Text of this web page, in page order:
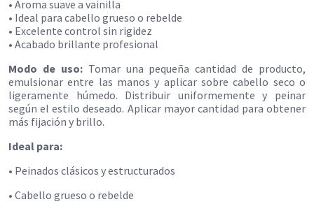
• Aroma suave a vainilla
• Ideal para cabello grueso o rebelde
• Excelente control sin rigidez
• Acabado brillante profesional
Modo de uso: Tomar una pequeña cantidad de producto,
emulsionar entre las manos y aplicar sobre cabello seco o
ligeramente húmedo. Distribuir uniformemente y peinar
según el estilo deseado. Aplicar mayor cantidad para obtener
más fijación y brillo.
Ideal para:
• Peinados clásicos y estructurados
• Cabello grueso o rebelde